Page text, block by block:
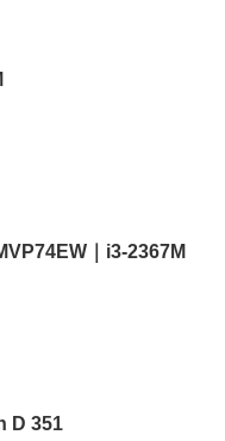
｜i3-2367M
D 351